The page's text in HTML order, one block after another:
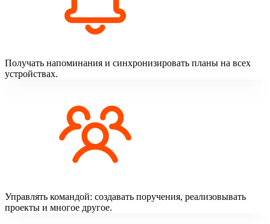
Получать напоминания и синхронизировать планы на всех
устройствах.
Управлять командой: создавать поручения, реализовывать
проекты и многое другое.